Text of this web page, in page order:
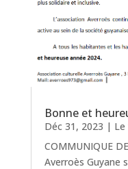
Bonne et
Déc 31, 2023 | Le
COMMUNIQUE
Averroès Guyane